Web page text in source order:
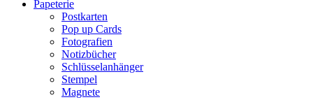
Papeterie
Postkarten
Pop up Cards
Fotografien
Notizbücher
Schlüsselanhänger
Stempel
Magnete